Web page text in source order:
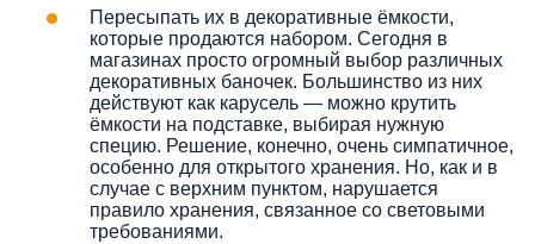
Пересыпать их в декоративные ёмкости,
которые продаются набором. Сегодня в
магазинах просто огромный выбор различных
декоративных баночек. Большинство из них
действуют как карусель — можно крутить
ёмкости на подставке, выбирая нужную
специю. Решение, конечно, очень симпатичное,
особенно для открытого хранения. Но, как и в
случае с верхним пунктом, нарушается
правило хранения, связанное со световыми
требованиями.